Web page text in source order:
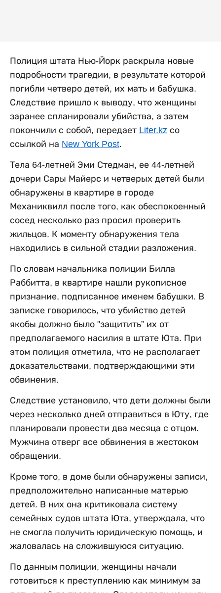
Полиция штата Нью-Йорк раскрыла новые
подробности трагедии, в результате которой
погибли четверо детей, их мать и бабушка.
Следствие пришло к выводу, что женщины
заранее спланировали убийства, а затем
покончили с собой, передает Liter.kz со
ссылкой на New York Post.
Тела 64-летней Эми Стедман, ее 44-летней
дочери Сары Майерс и четверых детей были
обнаружены в квартире в городе
Механиквилл после того, как обеспокоенный
сосед несколько раз просил проверить
жильцов. К моменту обнаружения тела
находились в сильной стадии разложения.
По словам начальника полиции Билла
Раббитта, в квартире нашли рукописное
признание, подписанное именем бабушки. В
записке говорилось, что убийство детей
якобы должно было "защитить” их от
предполагаемого насилия в штате Юта. При
этом полиция отметила, что не располагает
доказательствами, подтверждающими эти
обвинения.
Следствие установило, что дети должны были
через несколько дней отправиться в Юту, где
планировали провести два месяца с отцом.
Мужчина отверг все обвинения в жестоком
обращении.
Кроме того, в доме были обнаружены записи,
предположительно написанные матерью
детей. В них она критиковала систему
семейных судов штата Юта, утверждала, что
не смогла получить юридическую помощь, и
жаловалась на сложившуюся ситуацию.
По данным полиции, женщины начали
готовиться к преступлению как минимум за